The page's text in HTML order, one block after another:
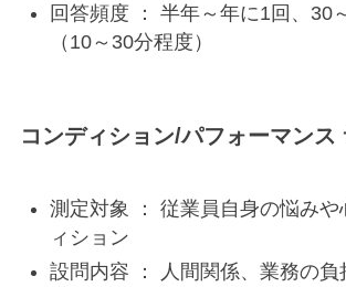
回答頻度 ： 半年～年に1回、30
（10～30分程度）
コンディション/パフォーマンス
測定対象 ： 従業員自身の悩みや
ィション
設問内容 ： 人間関係、業務の負